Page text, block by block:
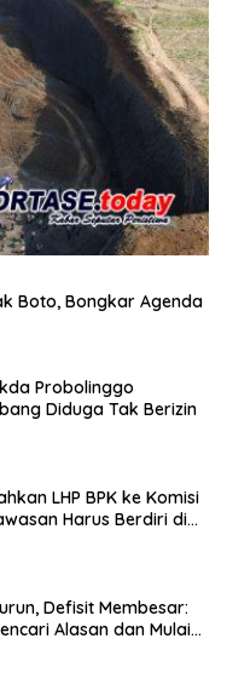
Boto, Bongkar Agenda
Probolinggo
Diduga Tak Berizin
LHP BPK ke Komisi
Harus Berdiri di
Defisit Membesar:
Alasan dan Mulai